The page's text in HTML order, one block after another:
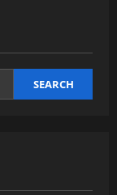
SEARCH